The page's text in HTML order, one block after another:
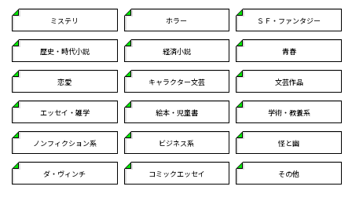
ミステリ ホラー ＳＦ・ファンタジー
歴史・時代小説 経済小説 青春
恋愛 キャラクター文芸 文芸作品
エッセイ・雑学 絵本・児童書 学術・教養系
ノンフィクション系 ビジネス系 怪と幽
ダ・ヴィンチ コミックエッセイ その他